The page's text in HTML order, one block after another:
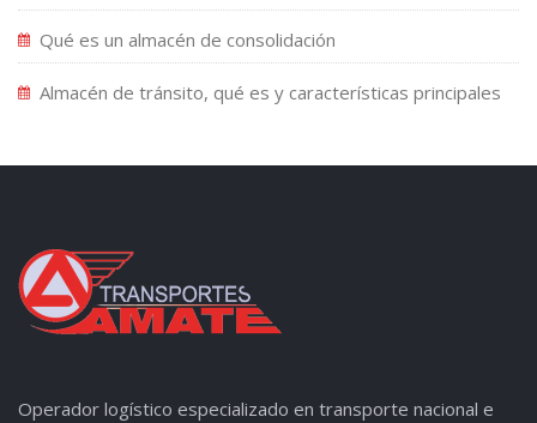
Qué es un almacén de consolidación
Almacén de tránsito, qué es y características principales
Operador logístico especializado en transporte nacional e